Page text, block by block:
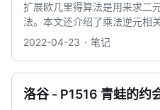
扩展欧几里得算法是用来求二
法。本文还介绍了乘法逆元相关
2022-04-23
笔记
洛谷 - P1516 青蛙的约